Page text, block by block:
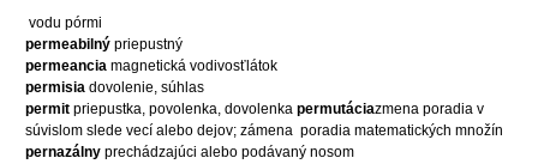
vodu pórmi
permeabilný priepustný
permeancia magnetická vodivosťlátok
permisia dovolenie, súhlas
permit priepustka, povolenka, dovolenka permutáciazmena poradia v
súvislom slede vecí alebo dejov; zámena poradia matematických množín
pernazálny prechádzajúci alebo podávaný nosom